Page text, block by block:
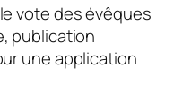
vote des évêques
publication
une application